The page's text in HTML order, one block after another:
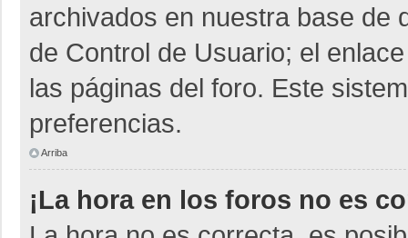
archivados en nuestra base de
de Control de Usuario; el
las páginas del foro. Este
preferencias.
Arriba
¡La hora en los foros no es